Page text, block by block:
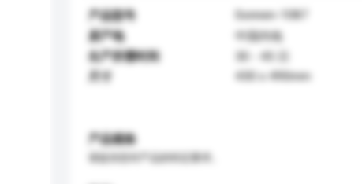
产品型号
Sonnen-1087
原产地
中国内地
生产所需时间
30 - 45 日
430 x 490mm
产品规格